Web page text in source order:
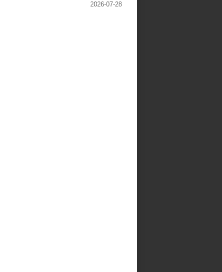
2026-07-28